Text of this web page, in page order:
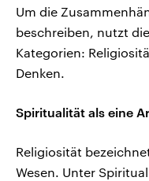
Um die
beschreiben, nutzt
Kategorien:
Denken.
Spiritualität als eine
Religiosität
Wesen. Unter